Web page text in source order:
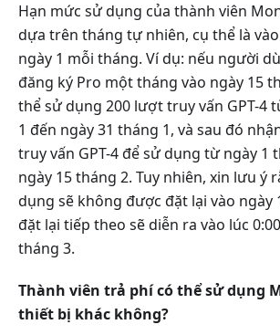
Hạn mức sử dụng của thành viên
dựa trên tháng tự nhiên, cụ thể là vào
ngày 1 mỗi tháng. Ví dụ: nếu người
đăng ký Pro một tháng vào ngày 15
thể sử dụng 200 lượt truy vấn GPT-4
1 đến ngày 31 tháng 1, và sau đó
truy vấn GPT-4 để sử dụng từ ngày 1
ngày 15 tháng 2. Tuy nhiên, xin lưu ý
dụng sẽ không được đặt lại vào ngày
đặt lại tiếp theo sẽ diễn ra vào lúc
tháng 3.
Thành viên trả phí có thể sử dụng
thiết bị khác không?